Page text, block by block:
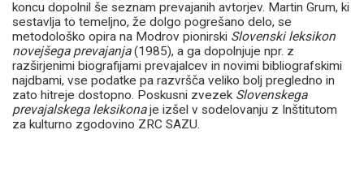
koncu dopolnil še seznam prevajanih avtorjev. Martin Grum, ki
sestavlja to temeljno, že dolgo pogrešano delo, se
metodološko opira na Modrov pionirski Slovenski leksikon
novejšega prevajanja(1985), a ga dopolnjuje npr. z
razširjenimi biografijami prevajalcev in novimi bibliografskimi
najdbami, vse podatke pa razvršča veliko bolj pregledno in
zato hitreje dostopno. Poskusni zvezekSlovenskega
prevajalskega leksikonaje izšel v sodelovanju z Inštitutom
za kulturno zgodovino ZRC SAZU.